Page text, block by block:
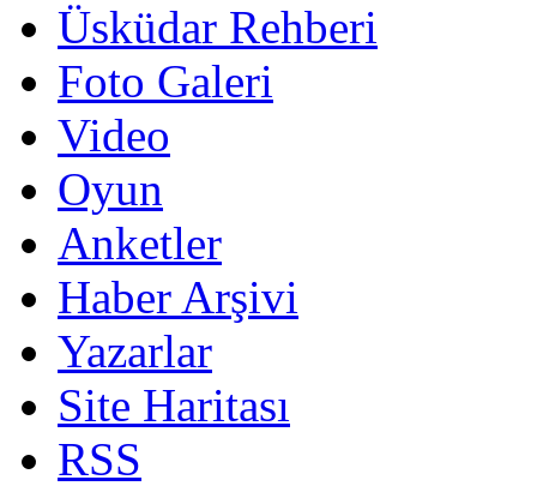
Üsküdar Rehberi
Foto Galeri
Video
Oyun
Anketler
Haber Arşivi
Yazarlar
Site Haritası
RSS